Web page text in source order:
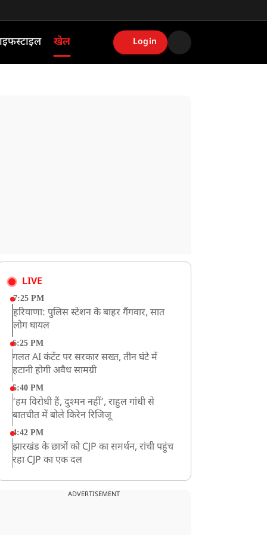
खेल Login
LIVE
7:25 PM
हरियाणा: पुलिस स्टेशन के बाहर गैंगवार, सात
लोग घायल
6:25 PM
गलत AI कंटेंट पर सरकार सख्त, तीन घंटे में
हटानी होगी अवैध सामग्री
5:40 PM
‘हम विरोधी हैं, दुश्मन नहीं’, राहुल गांधी से
बातचीत में बोले किरेन रिजिजू
4:42 PM
झारखंड के छात्रों को CJP का समर्थन, रांची पहुंच
रहा CJP का एक दल
बॉम्बे हाईकोर्ट ने यौन उत्पीड़न मामले में तहलका
ADVERTISEMENT